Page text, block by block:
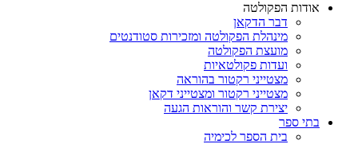
אודות הפקולטה
דבר הדקאן
מינהלת הפקולטה ומזכירות סטודנטים
מועצת הפקולטה
ועדות פקולטאיות
מצטייני רקטור בהוראה
מצטייני רקטור ומצטייני דקאן
יצירת קשר והוראות הגעה
בתי ספר
בית הספר לכימיה